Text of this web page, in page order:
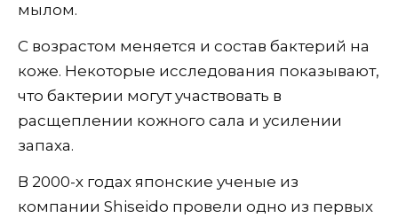
мылом.
С возрастом меняется и состав бактерий на
коже. Некоторые исследования показывают,
что бактерии могут участвовать в
расщеплении кожного сала и усилении
запаха.
В 2000-х годах японские ученые из
компании Shiseido провели одно из первых